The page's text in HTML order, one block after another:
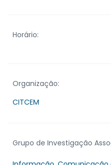
Horário:
Organização:
CITCEM
Grupo de Investigação